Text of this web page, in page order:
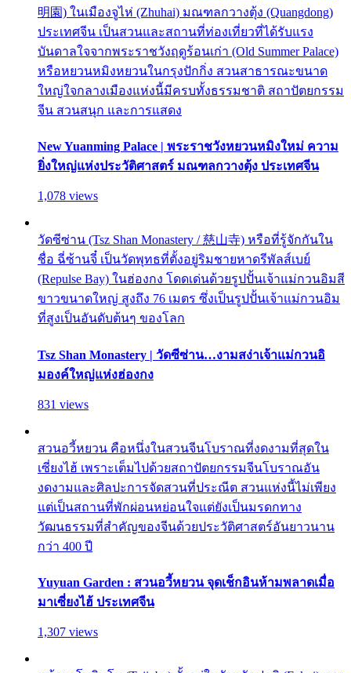
明園) ในเมืองจูไห่ (Zhuhai) มณฑลกวางตุ้ง (Quangdong)
ประเทศจีน เป็นสวนและสถานที่ท่องเที่ยวที่ได้รับแรง
บันดาลใจจากพระราชวังฤดูร้อนเก่า (Old Summer Palace)
หรือหยวนหมิงหยวนในกรุงปักกิ่ง สวนสาธารณะขนาด
ใหญ่ใจกลางเมืองแห่งนี้มีครบทั้งธรรมชาติ สถาปัตยกรรม
จีน สวนสนุก และการแสดง
New Yuanming Palace | พระราชวังหยวนหมิงใหม่ ความ
ยิ่งใหญ่แห่งประวัติศาสตร์ มณฑลกวางตุ้ง ประเทศจีน
1,078 views
วัดซีซ่าน (Tsz Shan Monastery / 慈山寺) หรือที่รู้จักกันใน
ชื่อ ฉี่ซ้านจี๋ เป็นวัดพุทธที่ตั้งอยู่ริมชายหาดรีพัลส์เบย์
(Repulse Bay) ในฮ่องกง โดดเด่นด้วยรูปปั้นเจ้าแม่กวนอิมสี
ขาวขนาดใหญ่ สูงถึง 76 เมตร ซึ่งเป็นรูปปั้นเจ้าแม่กวนอิม
ที่สูงเป็นอันดับต้นๆ ของโลก
Tsz Shan Monastery | วัดซีซ่าน…งามสง่าเจ้าแม่กวนอิ
มองค์ใหญ่แห่งฮ่องกง
831 views
สวนอวี้หยวน คือหนึ่งในสวนจีนโบราณที่งดงามที่สุดใน
เซี่ยงไฮ้ เพราะเต็มไปด้วยสถาปัตยกรรมจีนโบราณอัน
งดงามและศิลปะการจัดสวนที่ประณีต สวนแห่งนี้ไม่เพียง
แต่เป็นสถานที่พักผ่อนหย่อนใจแต่ยังเป็นมรดกทาง
วัฒนธรรมที่สำคัญของจีนด้วยประวัติศาสตร์อันยาวนาน
กว่า 400 ปี
Yuyuan Garden : สวนอวี้หยวน จุดเช็กอินห้ามพลาดเมื่อ
มาเซี่ยงไฮ้ ประเทศจีน
1,307 views